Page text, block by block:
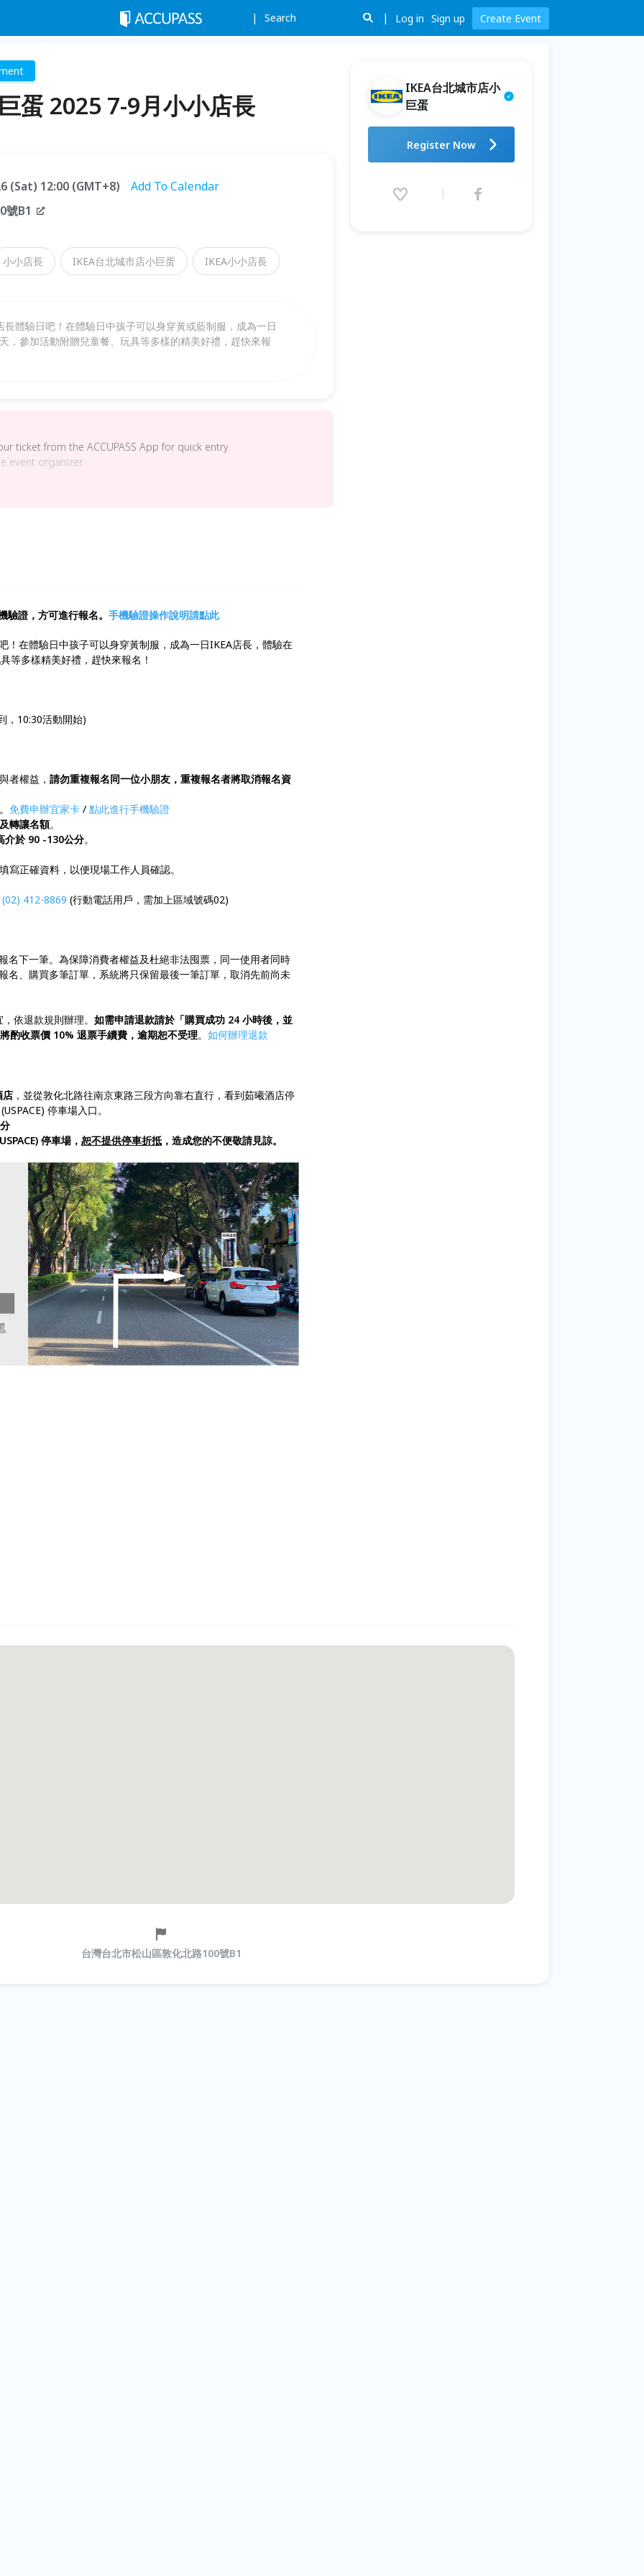
Search Log in Sign up Create Event
蛋 2025 7-9月小小店長
(Sat) 12:00 (GMT+8)
Add To Calendar
號B1
小小店長 IKEA台北城市店小巨蛋 IKEA小小店長
體驗日吧！在體驗日中孩子可以身穿黃或藍制服，成為一日
，參加活動附贈兒童餐、玩具等多樣的精美好禮，趕快來報
ticket from the ACCUPASS App for quick entry.
event organizer.
證，方可進行報名。 手機驗證操作說明請點此
！在體驗日中孩子可以身穿黃制服，成為一日IKEA店長，體驗在
等多樣精美好禮，趕快來報名！
，10:30活動開始)
者權益， 請勿重複報名同一位小朋友，重複報名者將取消報名資
免費申辦宜家卡 / 點此進行手機驗證
轉讓名額。
介於 90 -130公分。
正確資料，以便現場工作人員確認。
(02) 412-8869 (行動電話用戶，需加上區域號碼02)
名下一筆。為保障消費者權益及杜絕非法囤票，同一使用者同時
名、購買多筆訂單，系統將只保留最後一筆訂單，取消先前尚未
依退款規則辦理。 如需申請退款請於「購買成功 24 小時後，並
酌收票價 10% 退票手續費，逾期恕不受理。 如何辦理退款
店 ，並從敦化北路往南京東路三段方向靠右直行，看到茹曦酒店停
停車場入口。
停車場， 恕不提供停車折抵 ，造成您的不便敬請見諒。
IKEA台北城市店小
巨蛋
9月小小店長
2026.07.04 (Sat) 10:00 - 09.26
Register Now
台灣台北市松山區敦化北路100號B1